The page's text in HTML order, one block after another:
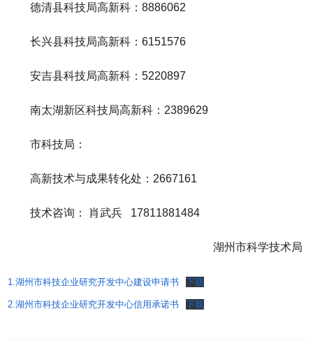
德清县科技局高新科：8886062
长兴县科技局高新科：6151576
安吉县科技局高新科：5220897
南太湖新区科技局高新科：2389629
市科技局：
高新技术与成果转化处：2667161
技术咨询： 肖武兵 17811881484
湖州市科学技术局
1.湖州市科技企业研究开发中心建设申请书 下载
2.湖州市科技企业研究开发中心信用承诺书 下载